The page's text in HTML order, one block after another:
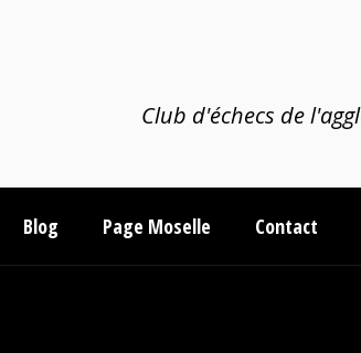
Club d'échecs de
Blog Page Moselle Contact